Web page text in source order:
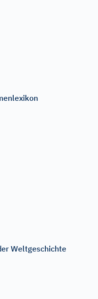
Weltgeschichte